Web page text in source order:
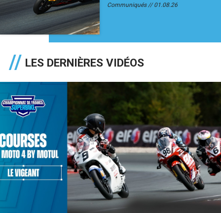
Communiqués 01.08.26
LES DERNIÈRES VIDÉOS